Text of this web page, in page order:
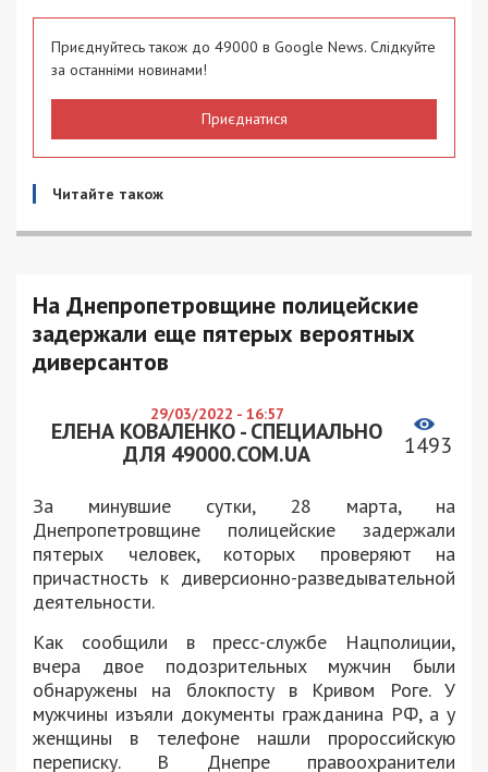
Приєднуйтесь також до 49000 в Google News. Слідкуйте
за останніми новинами!
Приєднатися
Читайте також
На Днепропетровщине полицейские
задержали еще пятерых вероятных
диверсантов
29/03/2022 - 16:57
ЕЛЕНА КОВАЛЕНКО - СПЕЦИАЛЬНО
ДЛЯ 49000.COM.UA
1493
За минувшие сутки, 28 марта, на
Днепропетровщине полицейские задержали
пятерых человек, которых проверяют на
причастность к диверсионно-разведывательной
деятельности.
Как сообщили в пресс-службе Нацполиции,
вчера двое подозрительных мужчин были
обнаружены на блокпосту в Кривом Роге. У
мужчины изъяли документы гражданина РФ, а у
женщины в телефоне нашли пророссийскую
переписку. В Днепре правоохранители